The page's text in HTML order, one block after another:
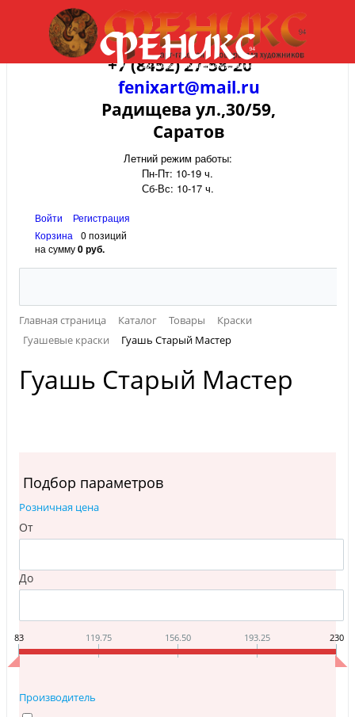
+7 (8452) 27-58-20
fenixart@mail.ru
Радищева ул.,30/59,
Саратов
Летний режим работы:
Пн-Пт: 10-19 ч.
Сб-Вс: 10-17 ч.
Войти
Регистрация
Корзина
0 позиций
на сумму0 руб.
Главная страница Каталог Товары
Краски
Гуашевые краски
Гуашь Старый Мастер
Гуашь Старый Мастер
Подбор параметров
Розничная цена
От
До
83 119.75 156.50 193.25 230
Производитель